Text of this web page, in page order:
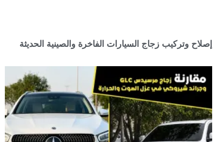
إصلاح وتركيب زجاج السيارات الفاخرة والصينية الحديثة